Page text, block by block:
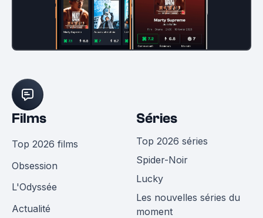
Films
Top 2026 films
Obsession
L'Odyssée
Actualité
Séries
Top 2026 séries
Spider-Noir
Lucky
Les nouvelles séries du
moment